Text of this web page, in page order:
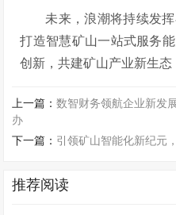
未来，浪潮将持续发
打造智慧矿山一站式服务
创新，共建矿山产业新生态
上一篇：数智财务领航企业新发
办
下一篇： 引领矿山智能化新纪元
推荐阅读